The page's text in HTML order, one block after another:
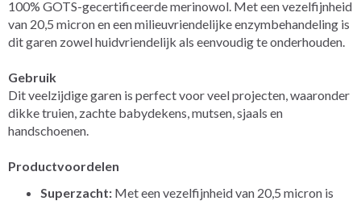
100% GOTS-gecertificeerde merinowol. Met een vezelfijnheid
van 20,5 micron en een milieuvriendelijke enzymbehandeling is
dit garen zowel huidvriendelijk als eenvoudig te onderhouden.
Gebruik
Dit veelzijdige garen is perfect voor veel projecten, waaronder
dikke truien, zachte babydekens, mutsen, sjaals en
handschoenen.
Productvoordelen
Superzacht: Met een vezelfijnheid van 20,5 micron is